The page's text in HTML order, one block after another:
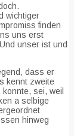
wichtiger
finden
uns erst
unser ist und
dass er
kennt zweite
sei, weil
a selbige
hinweg